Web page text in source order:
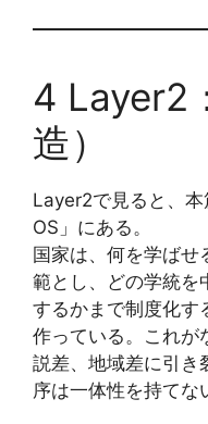
4 Layer2
造）
Layer2で見ると、
OS」にある。
国家は、何を学ばせ
範とし、どの学統を
するかまで制度化す
作っている。これが
説差、地域差に引き
序は一体性を持てな